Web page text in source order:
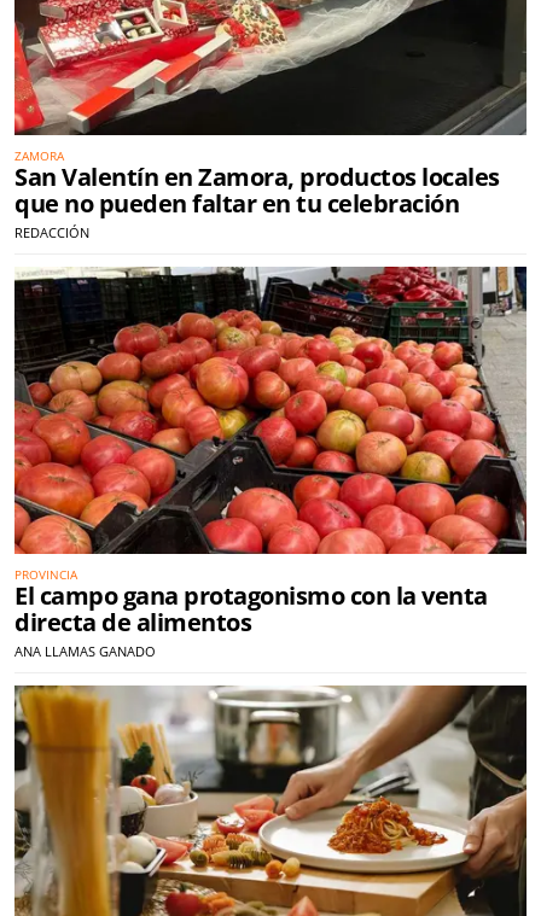
ZAMORA
San Valentín en Zamora, productos locales
que no pueden faltar en tu celebración
REDACCIÓN
PROVINCIA
El campo gana protagonismo con la venta
directa de alimentos
ANA LLAMAS GANADO